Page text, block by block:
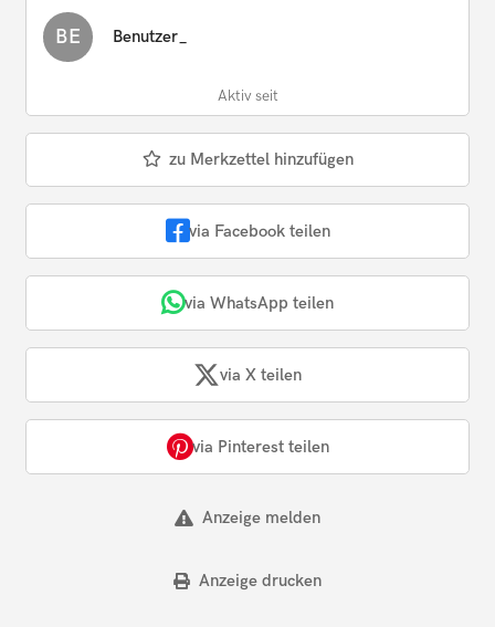
BE Benutzer_
Aktiv seit
zu Merkzettel hinzufügen
via Facebook teilen
via WhatsApp teilen
via X teilen
via Pinterest teilen
Anzeige melden
Anzeige drucken